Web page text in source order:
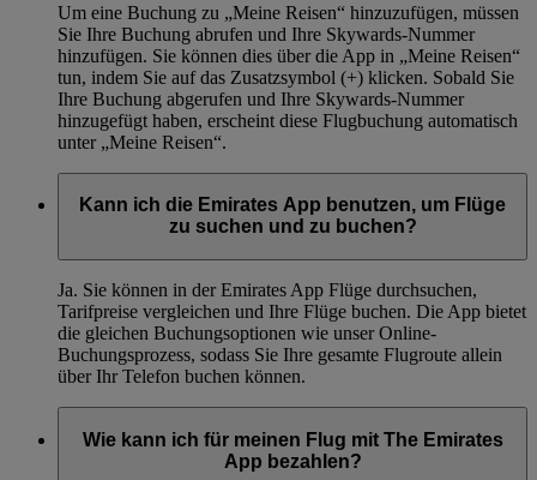
Um eine Buchung zu „Meine Reisen“ hinzuzufügen, müssen
Sie Ihre Buchung abrufen und Ihre Skywards-Nummer
hinzufügen. Sie können dies über die App in „Meine Reisen“
tun, indem Sie auf das Zusatzsymbol (+) klicken. Sobald Sie
Ihre Buchung abgerufen und Ihre Skywards-Nummer
hinzugefügt haben, erscheint diese Flugbuchung automatisch
unter „Meine Reisen“.
Kann ich die Emirates App benutzen, um Flüge
zu suchen und zu buchen?
Ja. Sie können in der Emirates App Flüge durchsuchen,
Tarifpreise vergleichen und Ihre Flüge buchen. Die App bietet
die gleichen Buchungsoptionen wie unser Online-
Buchungsprozess, sodass Sie Ihre gesamte Flugroute allein
über Ihr Telefon buchen können.
Wie kann ich für meinen Flug mit The Emirates
App bezahlen?